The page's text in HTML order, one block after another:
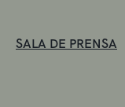
SALA DE PRENSA